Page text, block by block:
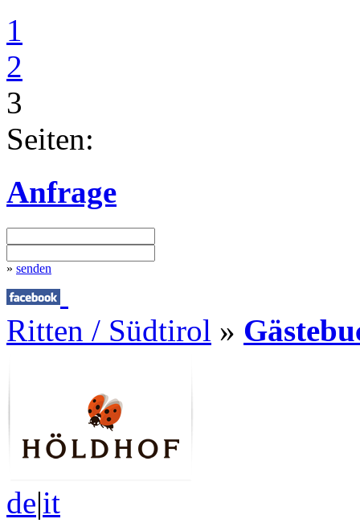
1
2
3
Seiten:
Anfrage
» senden
Ritten / Südtirol »
de|it